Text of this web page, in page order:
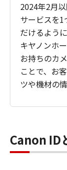
2024年2月
サービスを
だけるよう
キヤノンホ
お持ちのカ
ことで、お
ツや機材の
Canon ID